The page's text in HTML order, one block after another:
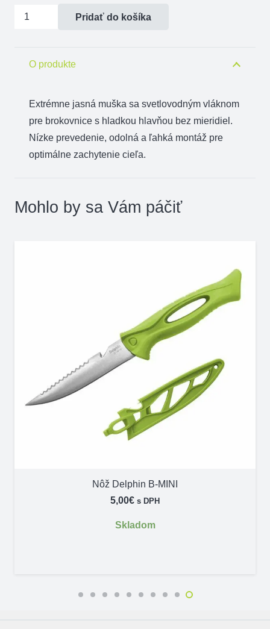
množstvo
GLO
Pridať do košíka
O produkte
Extrémne jasná muška sa svetlovodným vláknom
pre brokovnice s hladkou hlavňou bez mieridiel .
Nízke prevedenie, odolná a ľahká montáž pre
optimálne zachytenie cieľa.
Mohlo by sa Vám páčiť
Nôž Delphin B-MINI
5,00€ s DPH
Skladom